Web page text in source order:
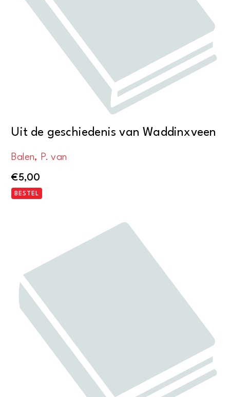
Uit de geschiedenis van Waddinxveen
Balen, P. van
€5,00
BESTEL